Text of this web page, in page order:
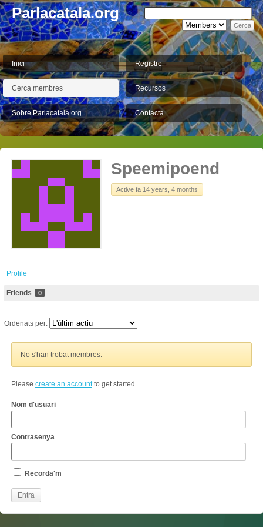
Parlacatala.org
Inici Registre
Cerca membres Recursos
Sobre Parlacatala.org Contacta
Speemipoend
Active fa 14 years, 4 months
Profile
Friends 0
Ordenats per:
No s'han trobat membres.
Please create an accountto get started.
Nom d'usuari
Contrasenya
Recorda'm